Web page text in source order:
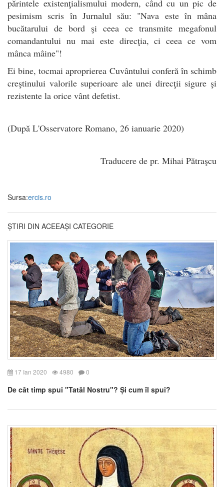
părintele existenţialismului modern, când cu un pic de
pesimism scris în Jurnalul său: "Nava este în mâna
bucătarului de bord şi ceea ce transmite megafonul
comandantului nu mai este direcţia, ci ceea ce vom
mânca mâine"!
Ei bine, tocmai aproprierea Cuvântului conferă în schimb
creştinului valorile superioare ale unei direcţii sigure şi
rezistente la orice vânt defetist.
(După L'Osservatore Romano, 26 ianuarie 2020)
Traducere de pr. Mihai Pătraşcu
Sursa:ercis.ro
ȘTIRI DIN ACEEAȘI CATEGORIE
17 Ian 2020 4980 0
De cât timp spui "Tatăl Nostru"? Și cum îl spui?